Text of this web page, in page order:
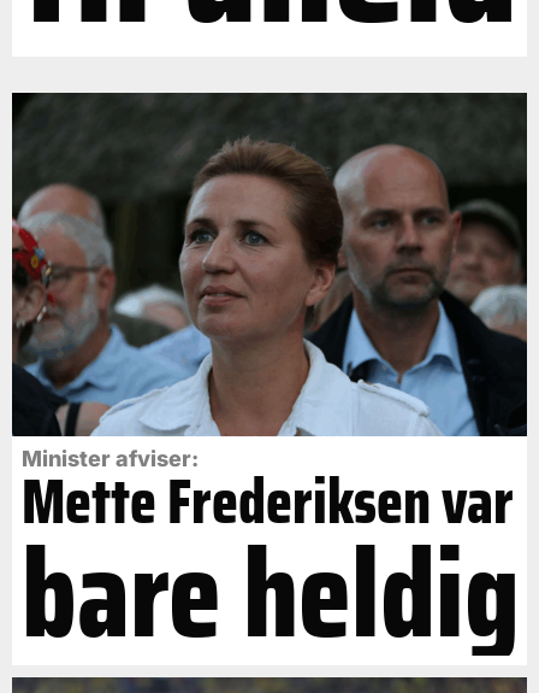
Minister afviser:
Mette Frederiksen var
bare heldig